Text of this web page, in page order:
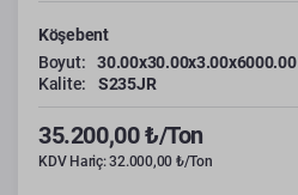
Köşebent
Boyut:
30.00x30.00x3.00x6000.00
Kalite:
S235JR
35.200,00 ₺/Ton
KDV Hariç: 32.000,00 ₺/Ton